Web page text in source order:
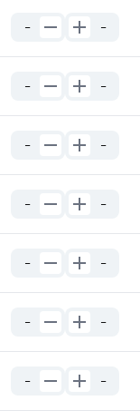
-
-
-
-
-
-
-
-
-
-
-
-
-
-